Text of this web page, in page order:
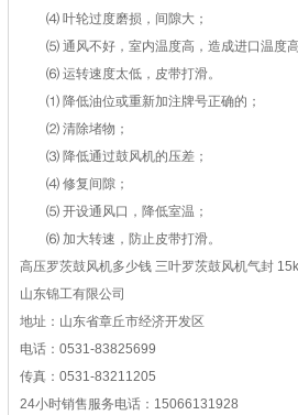
⑷ 叶轮过度磨损，间隙大；
⑸ 通风不好，室内温度高，造成进口温度高
⑹ 运转速度太低，皮带打滑。
⑴ 降低油位或重新加注牌号正确的；
⑵ 清除堵物；
⑶ 降低通过鼓风机的压差；
⑷ 修复间隙；
⑸ 开设通风口，降低室温；
⑹ 加大转速，防止皮带打滑。
高压罗茨鼓风机多少钱 三叶罗茨鼓风机气封
山东锦工有限公司
地址：山东省章丘市经济开发区
电话：0531-83825699
传真：0531-83211205
24小时销售服务电话：15066131928